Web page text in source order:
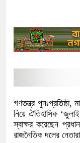
গণতন্ত্র পুনঃপ্রতিষ্ঠা,
নিয়ে ঐতিহাসিক
স্বাক্ষর করেছেন
রাজনৈতিক দলের